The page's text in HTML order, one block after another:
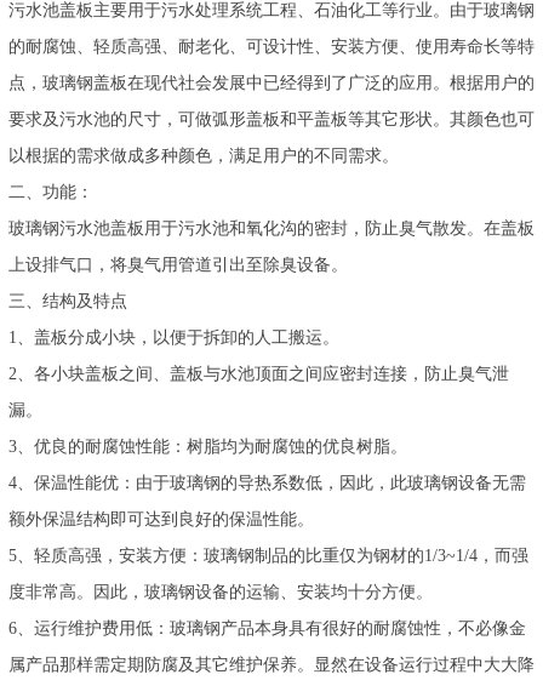
污水池盖板主要用于污水处理系统工程、石油化工等行业。由于玻璃钢
的耐腐蚀、轻质高强、耐老化、可设计性、安装方便、使用寿命长等特
点，玻璃钢盖板在现代社会发展中已经得到了广泛的应用。根据用户的
要求及污水池的尺寸，可做弧形盖板和平盖板等其它形状。其颜色也可
以根据的需求做成多种颜色，满足用户的不同需求。
二、功能：
玻璃钢污水池盖板用于污水池和氧化沟的密封，防止臭气散发。在盖板
上设排气口，将臭气用管道引出至除臭设备。
三、结构及特点
1、盖板分成小块，以便于拆卸的人工搬运。
2、各小块盖板之间、盖板与水池顶面之间应密封连接，防止臭气泄
漏。
3、优良的耐腐蚀性能：树脂均为耐腐蚀的优良树脂。
4、保温性能优：由于玻璃钢的导热系数低，因此，此玻璃钢设备无需
额外保温结构即可达到良好的保温性能。
5、轻质高强，安装方便：玻璃钢制品的比重仅为钢材的1/3~1/4，而强
度非常高。因此，玻璃钢设备的运输、安装均十分方便。
6、运行维护费用低：玻璃钢产品本身具有很好的耐腐蚀性，不必像金
属产品那样需定期防腐及其它维护保养。显然在设备运行过程中大大降